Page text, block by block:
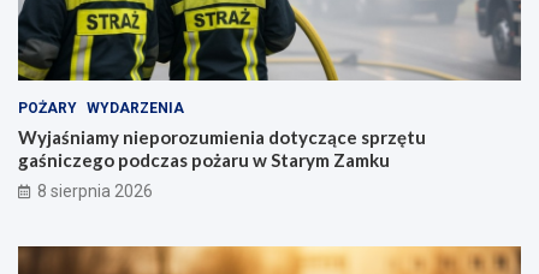
POŻARY WYDARZENIA
Wyjaśniamy nieporozumienia dotyczące sprzętu
gaśniczego podczas pożaru w Starym Zamku
8 sierpnia 2026